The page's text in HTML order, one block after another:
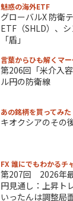
魅惑の海外ETF
グローバルX 防衛
ETF（SHLD）、
「盾」
言葉からひも解くマ
第206回「米介入
ル円の防衛線
あの銘柄を買ってみた
キオクシアのそ
FX 誰にでもわかるチ
第207回 2026年
円見通し：上昇ト
いったんは調整局